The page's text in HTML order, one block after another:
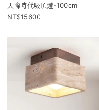
天際時代吸頂燈-100cm
15600